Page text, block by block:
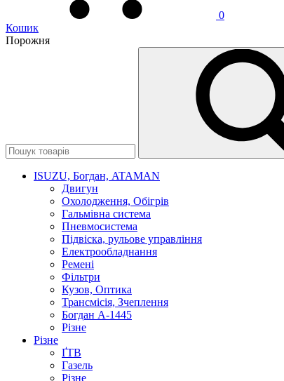
0
Кошик
Порожня
ISUZU, Богдан, ATAMAN
Двигун
Охолодження, Обігрів
Гальмівна система
Пневмосистема
Підвіска, рульове управління
Електрообладнання
Ремені
Фільтри
Кузов, Оптика
Трансмісія, Зчеплення
Богдан А-1445
Різне
Різне
ҐТВ
Газель
Різне